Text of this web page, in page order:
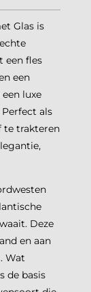
Glas is
een fles
een
luxe
als
te trakteren
Deze
en aan
Wat
de basis